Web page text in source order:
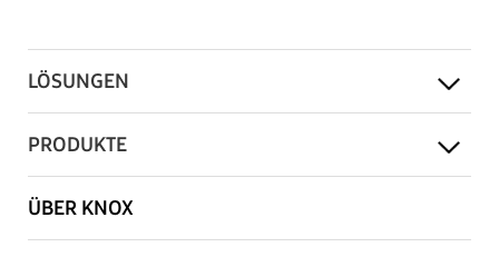
LÖSUNGEN
PRODUKTE
ÜBER KNOX